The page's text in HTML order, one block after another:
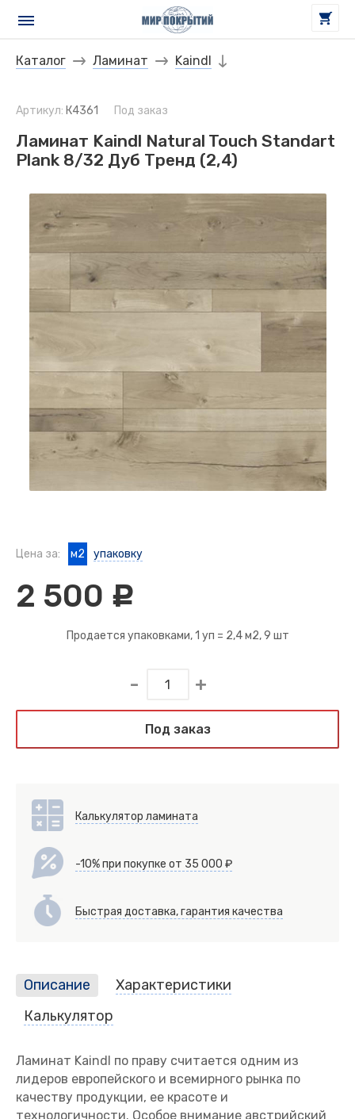
Каталог Ламинат Kaindl
Артикул: К4361 Под заказ
Ламинат Kaindl Natural Touch Standart
Plank 8/32 Дуб Тренд (2,4)
Цена за: м2 упаковку
2 500 c
Продается упаковками, 1 уп = 2,4 м2, 9 шт
Под заказ
Калькулятор ламината
-10% при покупке от 35 000 ₽
Быстрая доставка, гарантия качества
Описание
Характеристики
Калькулятор
Ламинат Kaindl по праву считается одним из
лидеров европейского и всемирного рынка по
качеству продукции, ее красоте и
технологичности. Особое внимание австрийский